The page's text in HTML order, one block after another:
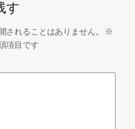
す
されることはありません。
※
項目です